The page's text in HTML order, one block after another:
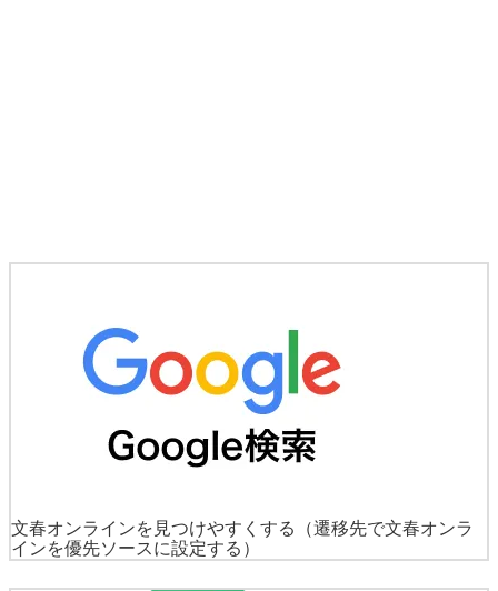
文春オンラインを見つけやすくする
（遷移先で文春オンラ
インを優先ソースに設定する）